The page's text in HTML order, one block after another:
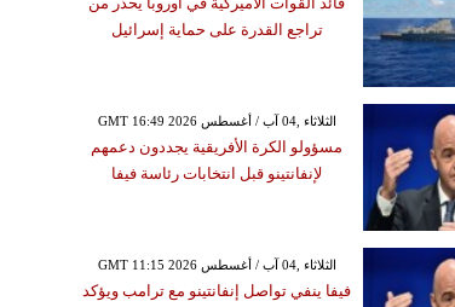
تراجع القدرة على حماية إسرائيل
GMT 16:49 2026 الثلاثاء ,04 آب / أغسطس
مسؤولو الكرة الأفريقية يجددون دعمهم
لإنفانتينو قبل انتخابات رئاسة فيفا
GMT 11:15 2026 الثلاثاء ,04 آب / أغسطس
فيفا ينفي تواصل إنفانتينو مع ترامب ويؤكد